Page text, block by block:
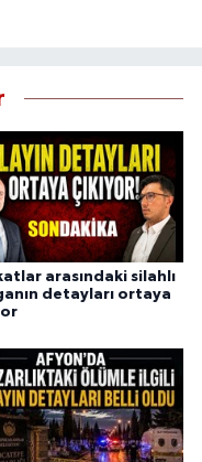
arasındaki silahlı
detayları ortaya